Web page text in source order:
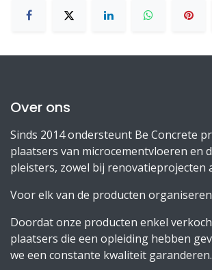
Over ons
Sinds 2014 ondersteunt Be Concrete
plaatsers van microcementvloeren en
pleisters, zowel bij renovatieprojecten
Voor elk van de producten
Doordat onze producten enkel
plaatsers die een opleiding hebben
we een constante kwaliteit garanderen.